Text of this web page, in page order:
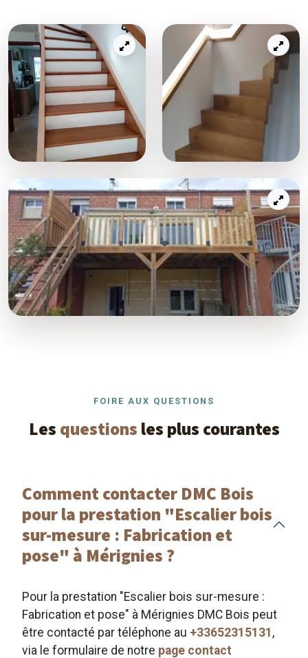
FOIRE AUX QUESTIONS
Les questions les plus courantes
Comment contacter DMC Bois
pour la prestation "Escalier bois
sur-mesure : Fabrication et
pose" à Mérignies ?
Pour la prestation "Escalier bois sur-mesure :
Fabrication et pose" à Mérignies DMC Bois peut
être contacté par téléphone au +33652315131 ,
via le formulaire de notre page contact